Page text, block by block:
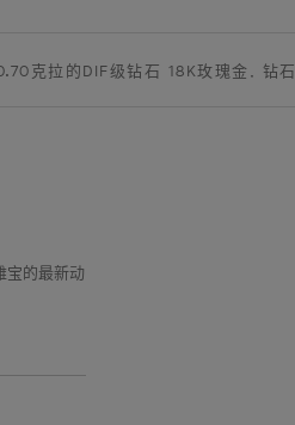
克拉的DIF级钻石 18K玫瑰金, 钻石
宝的最新动